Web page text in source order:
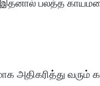
பலத்த
அதிகரித்து வரும்